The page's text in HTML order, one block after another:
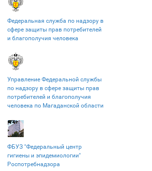
Федеральная служба по надзору в
сфере защиты прав потребителей
и благополучия человека
Управление Федеральной службы
по надзору в сфере защиты прав
потребителей и благополучия
человека по Магаданской области
ФБУЗ "Федеральный центр
гигиены и эпидемиологии"
Роспотребнадзора